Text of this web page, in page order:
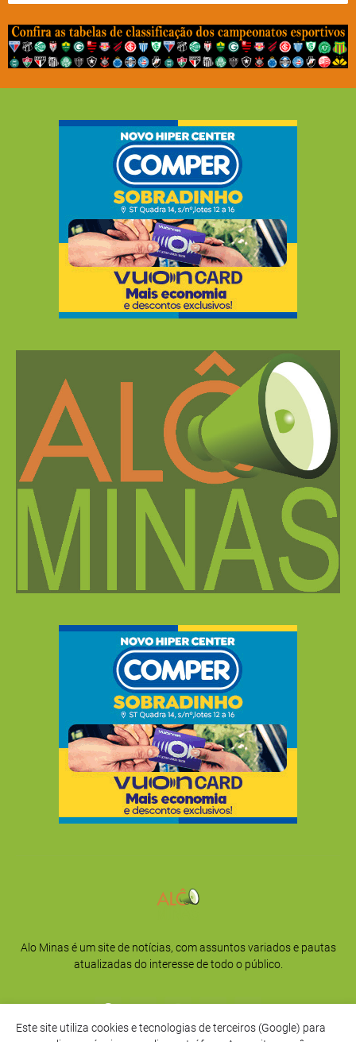
Alo Minas é um site de notícias, com assuntos variados e pautas
atualizadas do interesse de todo o público.
Este site utiliza cookies e tecnologias de terceiros (Google) para